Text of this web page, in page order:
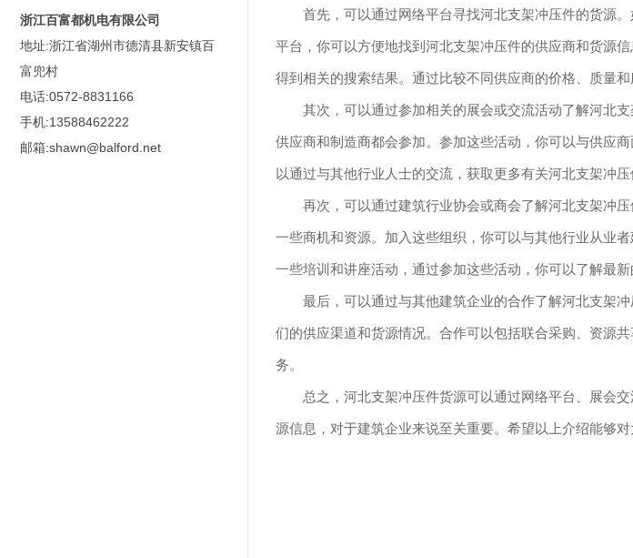
浙江百富都机电有限公司
地址:浙江省湖州市德清县新安镇百
富兜村
电话:0572-8831166
手机:13588462222
邮箱:shawn@balford.net
首先，可以通过网络平台寻找河北支架冲压件的货源
平台，你可以方便地找到河北支架冲压件的供应商和货源
得到相关的搜索结果。通过比较不同供应商的价格、质量和
其次，可以通过参加相关的展会或交流活动了解河北
供应商和制造商都会参加。参加这些活动，你可以与供应
以通过与其他行业人士的交流，获取更多有关河北支架冲压
再次，可以通过建筑行业协会或商会了解河北支架冲
一些商机和资源。加入这些组织，你可以与其他行业从业
一些培训和讲座活动，通过参加这些活动，你可以了解最
最后，可以通过与其他建筑企业的合作了解河北支架
们的供应渠道和货源情况。合作可以包括联合采购、资源
务。
总之，河北支架冲压件货源可以通过网络平台、展会
源信息，对于建筑企业来说至关重要。希望以上介绍能够